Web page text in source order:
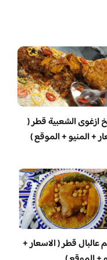
ازغوى الشعبية قطر (
+ المنيو + الموقع )
قطر ( الاسعار +